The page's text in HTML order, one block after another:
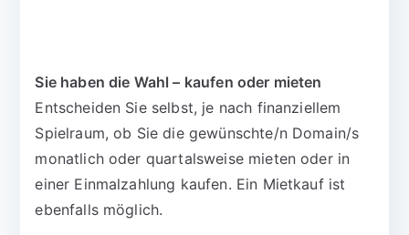
Sie haben die Wahl – kaufen oder mieten
Entscheiden Sie selbst, je nach finanziellem
Spielraum, ob Sie die gewünschte/n Domain/s
monatlich oder quartalsweise mieten oder in
einer Einmalzahlung kaufen. Ein Mietkauf ist
ebenfalls möglich.